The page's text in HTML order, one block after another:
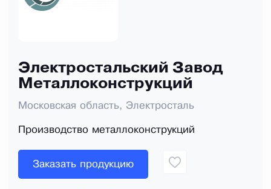
Электростальский Завод
Металлоконструкций
Московская область, Электросталь
Производство металлоконструкций
Заказать продукцию